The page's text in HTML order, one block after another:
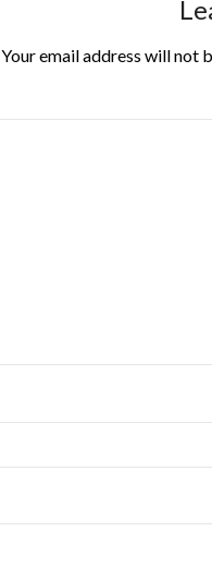
Your email address will not